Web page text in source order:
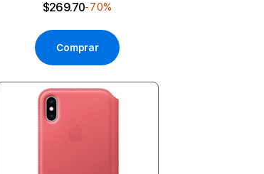
$269.70-70%
Comprar